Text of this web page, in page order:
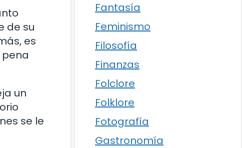
de su
es
un
se le
Fantasía
Feminismo
Filosofía
Finanzas
Folclore
Folklore
Fotografía
Gastronomía